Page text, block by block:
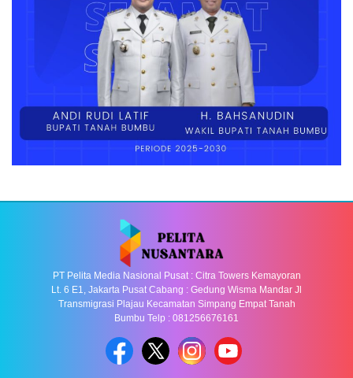
PT Pelita Media Nasional Pusat : Citra Towers Kemayoran
Lt. 6 E1, Jakarta Pusat Cabang : Gedung Wisma Mandar Jl
Transmigrasi Plajau Kecamatan Simpang Empat Tanah
Bumbu Telp : 081256676161